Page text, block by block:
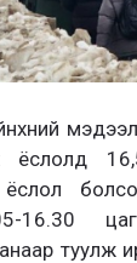
ёслолд
16.30
туулж